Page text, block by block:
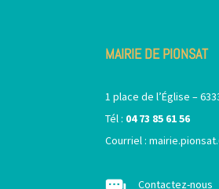
MAIRIE DE PIONSAT
1 place de l’Église –
Tél : 04 73 85 61 56
Courriel :
Contactez-nous